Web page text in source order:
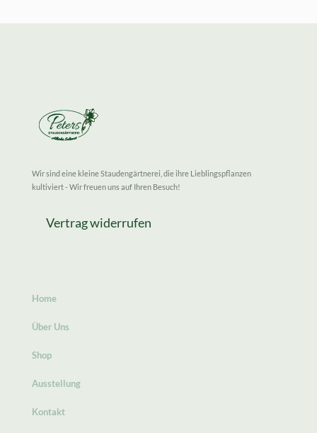
Wir sind eine kleine Staudengärtnerei, die ihre Lieblingspflanzen
kultiviert - Wir freuen uns auf Ihren Besuch!
Vertrag widerrufen
Home
Über Uns
Shop
Ausstellung
Kontakt